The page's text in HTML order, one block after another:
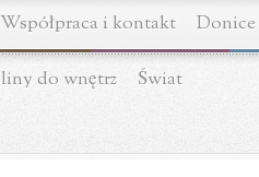
Współpraca i kontakt Donice
do wnętrz Świat